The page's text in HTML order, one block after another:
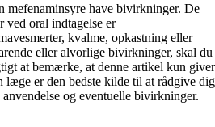
mefenaminsyre have bivirkninger. De
ved oral indtagelse er
kvalme, opkastning eller
eller alvorlige bivirkninger, skal du
at bemærke, at denne artikel kun giver
læge er den bedste kilde til at rådgive dig
og eventuelle bivirkninger.